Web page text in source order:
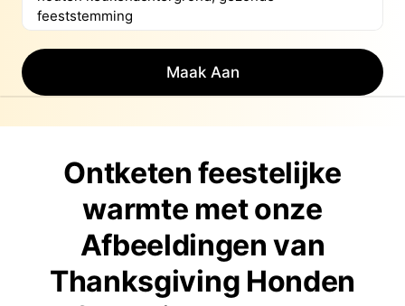
Maak Aan
Ontketen feestelijke
warmte met onze
Afbeeldingen van
Thanksgiving Honden